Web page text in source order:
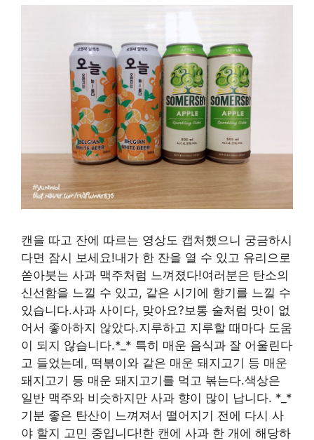
캔을 따고 잔에 따르는 영상도 캡처했으니 궁금하시
다면 잠시 보세요!내가 한 잔을 열 수 있고 유리으로
쏟아붓는 사과 맥주처럼 느껴졌다!여러분은 탄소의
신선함을 느낄 수 있고, 같은 시기에 향기를 느낄 수
있습니다.사과 사이다, 맞아요?보통 술처럼 맛이 없
어서 좋아하지 않았다.지루하고 지루할 때마다 도움
이 되지 않습니다.*_* 특히 매운 음식과 잘 어울린다
고 들었는데, 떡볶이와 같은 매운 돼지고기 등 매운
돼지고기 등 매운 돼지고기를 먹고 볶는다.색상은
일반 맥주와 비슷하지만 사과 향이 많이 납니다. *_*
기분 좋은 탄산이 느껴져서 떨어지기 전에 다시 사
야 할지 고민 중입니다!한 캔에 사과 한 개에 해당하